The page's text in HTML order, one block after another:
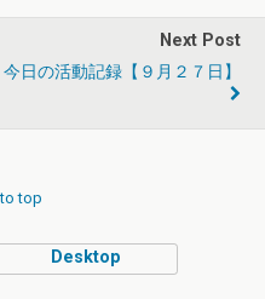
Next Post
今日の活動記録【９月２７日】
top
Desktop